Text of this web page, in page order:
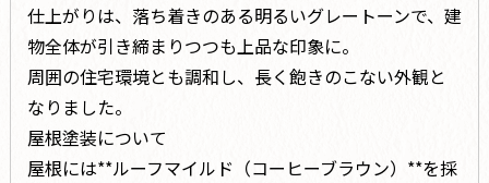
仕上がりは、落ち着きのある明るいグレートーンで、建
物全体が引き締まりつつも上品な印象に。
周囲の住宅環境とも調和し、長く飽きのこない外観と
なりました。
屋根塗装について
屋根には**ルーフマイルド（コーヒーブラウン）**を採